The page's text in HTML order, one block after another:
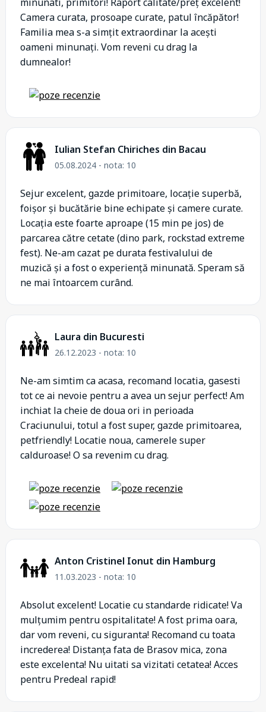
Camera curata, prosoape curate, patul încăpător!
Familia mea s-a simțit extraordinar la acești
oameni minunați. Vom reveni cu drag la
dumnealor!
Iulian Stefan Chiriches din Bacau
05.08.2024 - nota: 10
Sejur excelent, gazde primitoare, locație superbă,
foișor și bucătărie bine echipate și camere curate.
Locația este foarte aproape (15 min pe jos) de
parcarea către cetate (dino park, rockstad extreme
fest). Ne-am cazat pe durata festivalului de
muzică și a fost o experiență minunată. Speram să
ne mai întoarcem curând.
Laura din Bucuresti
26.12.2023 - nota: 10
Ne-am simtim ca acasa, recomand locatia, gasesti
tot ce ai nevoie pentru a avea un sejur perfect! Am
inchiat la cheie de doua ori in perioada
Craciunului, totul a fost super, gazde primitoarea,
petfriendly! Locatie noua, camerele super
calduroase! O sa revenim cu drag.
Anton Cristinel Ionut din Hamburg
11.03.2023 - nota: 10
Absolut excelent! Locatie cu standarde ridicate! Va
mulțumim pentru ospitalitate! A fost prima oara,
dar vom reveni, cu siguranta! Recomand cu toata
increderea! Distanța fata de Brasov mica, zona
este excelenta! Nu uitati sa vizitati cetatea! Acces
pentru Predeal rapid!